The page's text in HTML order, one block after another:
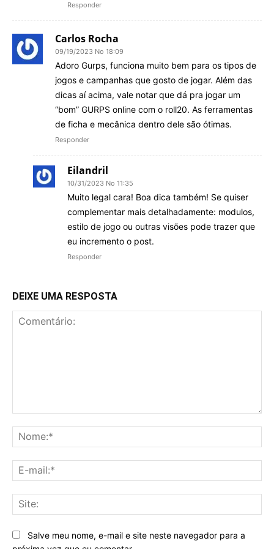
Responder
Carlos Rocha
09/19/2023 No 18:09
Adoro Gurps, funciona muito bem para os tipos de
jogos e campanhas que gosto de jogar. Além das
dicas aí acima, vale notar que dá pra jogar um
“bom” GURPS online com o roll20. As ferramentas
de ficha e mecânica dentro dele são ótimas.
Responder
Eilandril
10/31/2023 No 11:35
Muito legal cara! Boa dica também! Se quiser
complementar mais detalhadamente: modulos,
estilo de jogo ou outras visões pode trazer que
eu incremento o post.
Responder
DEIXE UMA RESPOSTA
Salve meu nome, e-mail e site neste navegador para a